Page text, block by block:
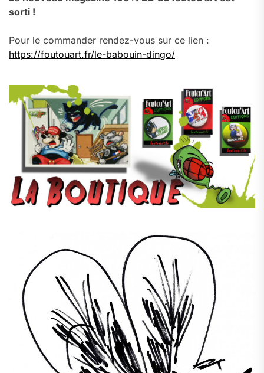
sorti !
Pour le commander rendez-vous sur ce lien :
https://foutouart.fr/le-babouin-dingo/